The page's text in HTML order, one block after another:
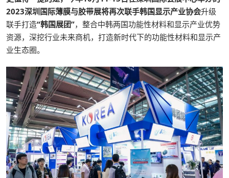
2023深圳国际薄膜与胶带展将再次联手韩国显示产业协会升级
联手打造“韩国展团”，整合中韩两国功能性材料和显示产业优势
资源，深挖行业未来商机，打造新时代下的功能性材料和显示产
业生态圈。